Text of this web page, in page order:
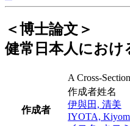
＜博士論文＞
健常日本人におけ
A Cross-
作成者
作成者姓名
伊與田, 清美
IYOTA,